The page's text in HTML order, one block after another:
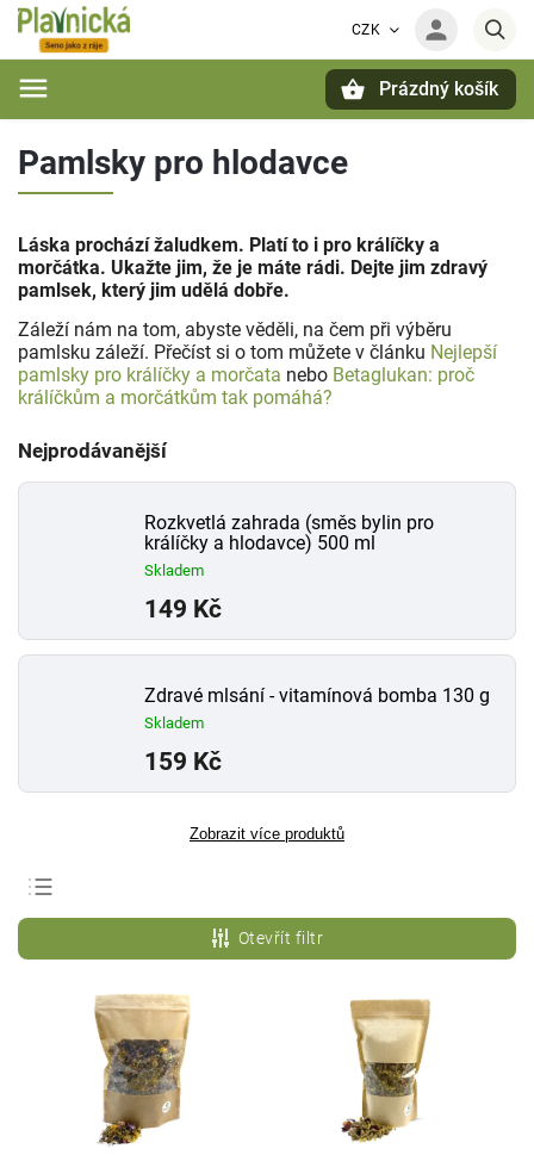
CZK
Prázdný košík
Pamlsky pro hlodavce
Láska prochází žaludkem. Platí to i pro králíčky a
morčátka. Ukažte jim, že je máte rádi. Dejte jim zdravý
pamlsek, který jim udělá dobře.
Záleží nám na tom, abyste věděli, na čem při výběru
pamlsku záleží. Přečíst si o tom můžete v článku Nejlepší
pamlsky pro králíčky a morčata nebo Betaglukan: proč
králíčkům a morčátkům tak pomáhá?
Nejprodávanější
Rozkvetlá zahrada (směs bylin pro
králíčky a hlodavce) 500 ml
Skladem
149 Kč
Zdravé mlsání - vitamínová bomba 130 g
Skladem
159 Kč
Zobrazit více produktů
Nejlevnější
Nejdražší
Abecedně
Otevřít filtr